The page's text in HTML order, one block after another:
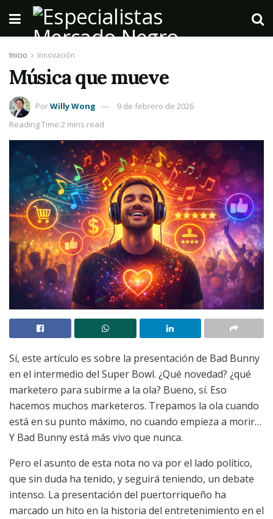
Inicio Innovación
Música que mueve
PorWilly Wong
9 de febrero de 2026
Reading Time:2 mins read
Sí, este artículo es sobre la presentación de Bad Bunny
en el intermedio del Super Bowl. ¿Qué novedad? ¿qué
marketero para subirme a la ola? Bueno, sí. Eso
hacemos muchos marketeros. Trepamos la ola cuando
está en su punto máximo, no cuando empieza a morir…
Y Bad Bunny está más vivo que nunca.
Pero el asunto de esta nota no va por el lado político,
que sin duda ha tenido, y seguirá teniendo, un debate
intenso. La presentación del puertorriqueño ha
marcado un hito en la historia del entretenimiento en el